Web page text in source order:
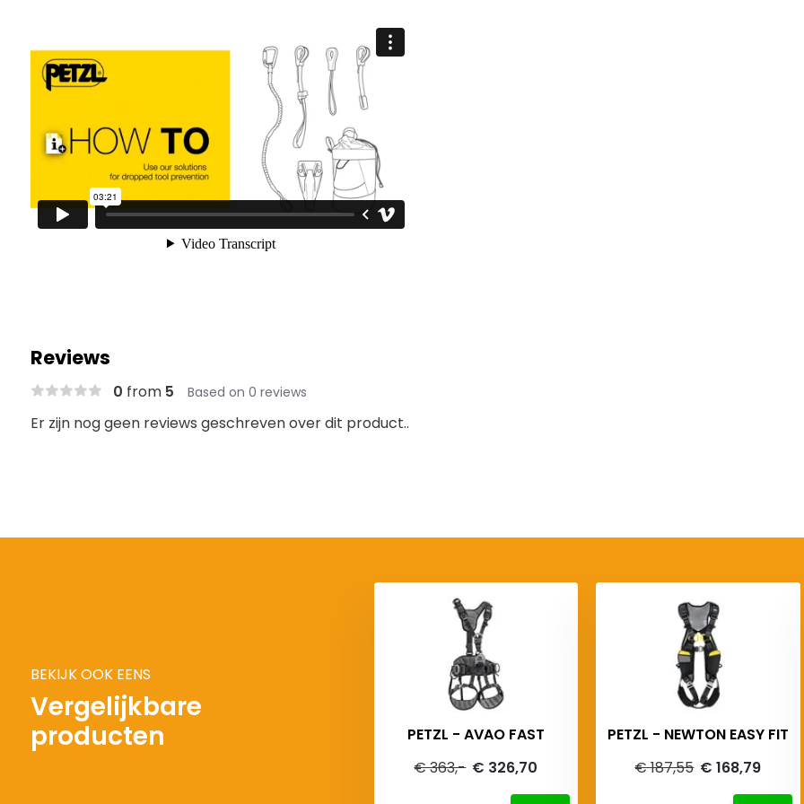
Reviews
0 from 5 Based on 0 reviews
Er zijn nog geen reviews geschreven over dit product..
BEKIJK OOK EENS
Vergelijkbare
producten
- ASTRO
PETZL - AVAO FAST
€ 363,- € 326,70
PETZL - NEWTON EASY FIT
€ 187,55 € 168,79